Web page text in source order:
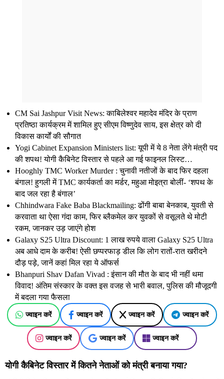
CM Sai Jashpur Visit News: काबिलेश्वर महादेव मंदिर के प्राण
प्रतिष्ठा कार्यक्रम में शामिल हुए सीएम विष्णुदेव साय, इस क्षेत्र को दी
विकास कार्यों की सौगात
Yogi Cabinet Expansion Ministers list: यूपी में ये 8 नेता लेंगे मंत्री पद
की शपथ! योगी कैबिनेट विस्तार से पहले आ गई फाइनल लिस्ट…
Hooghly TMC Worker Murder : चुनावी नतीजों के बाद फिर दहला
बंगाल! हुगली में TMC कार्यकर्ता का मर्डर, महुआ मोइत्रा बोलीं- ‘शपथ के
बाद जल रहा है बंगाल’
Chhindwara Fake Baba Blackmailing: ढोंगी बाबा बेनकाब, युवती से
करवाता था ऐसा गंदा काम, फिर ब्लैकमेल कर युवकों से वसूलते थे मोटी
रकम, जानकर उड़ जाएंगे होश
Galaxy S25 Ultra Discount: 1 लाख रुपये वाला Galaxy S25 Ultra
अब आधे दाम के करीब! ऐसी छप्परफाड़ डील कि लोग रातों-रात खरीदने
दौड़ पड़े, जानें कहां मिल रहा ये ऑफर्स
Bhanpuri Shav Dafan Vivad : इंसान की मौत के बाद भी नहीं थमा
विवाद! अंतिम संस्कार के वक्त इस वजह से भारी बवाल, पुलिस की मौजूदगी
में बदला गया फैसला
ज्वाइन करें ज्वाइन करें ज्वाइन करें ज्वाइन करें
ज्वाइन करें ज्वाइन करें ज्वाइन करें
योगी कैबिनेट विस्तार में कितने नेताओं को मंत्री बनाया गया?